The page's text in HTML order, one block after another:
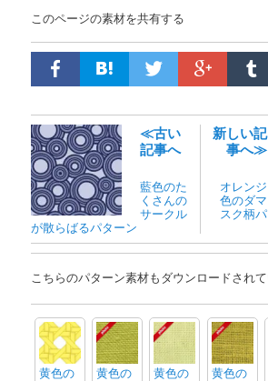
このページの素材を共有する
≪古い
記事へ
藍色のた
くさんの
サークル
が散らばるパターン
新しい記
事へ≫
オレンジ
色のダマ
スク柄パ
こちらのパターン素材もダウンロードされ
黄色の 黄色の 黄色の 黄色の